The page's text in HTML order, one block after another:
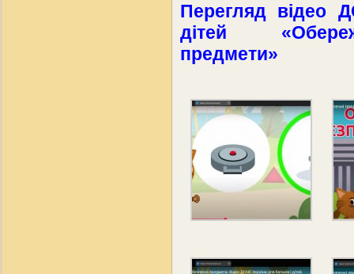
Перегляд відео
дітей
предмети»